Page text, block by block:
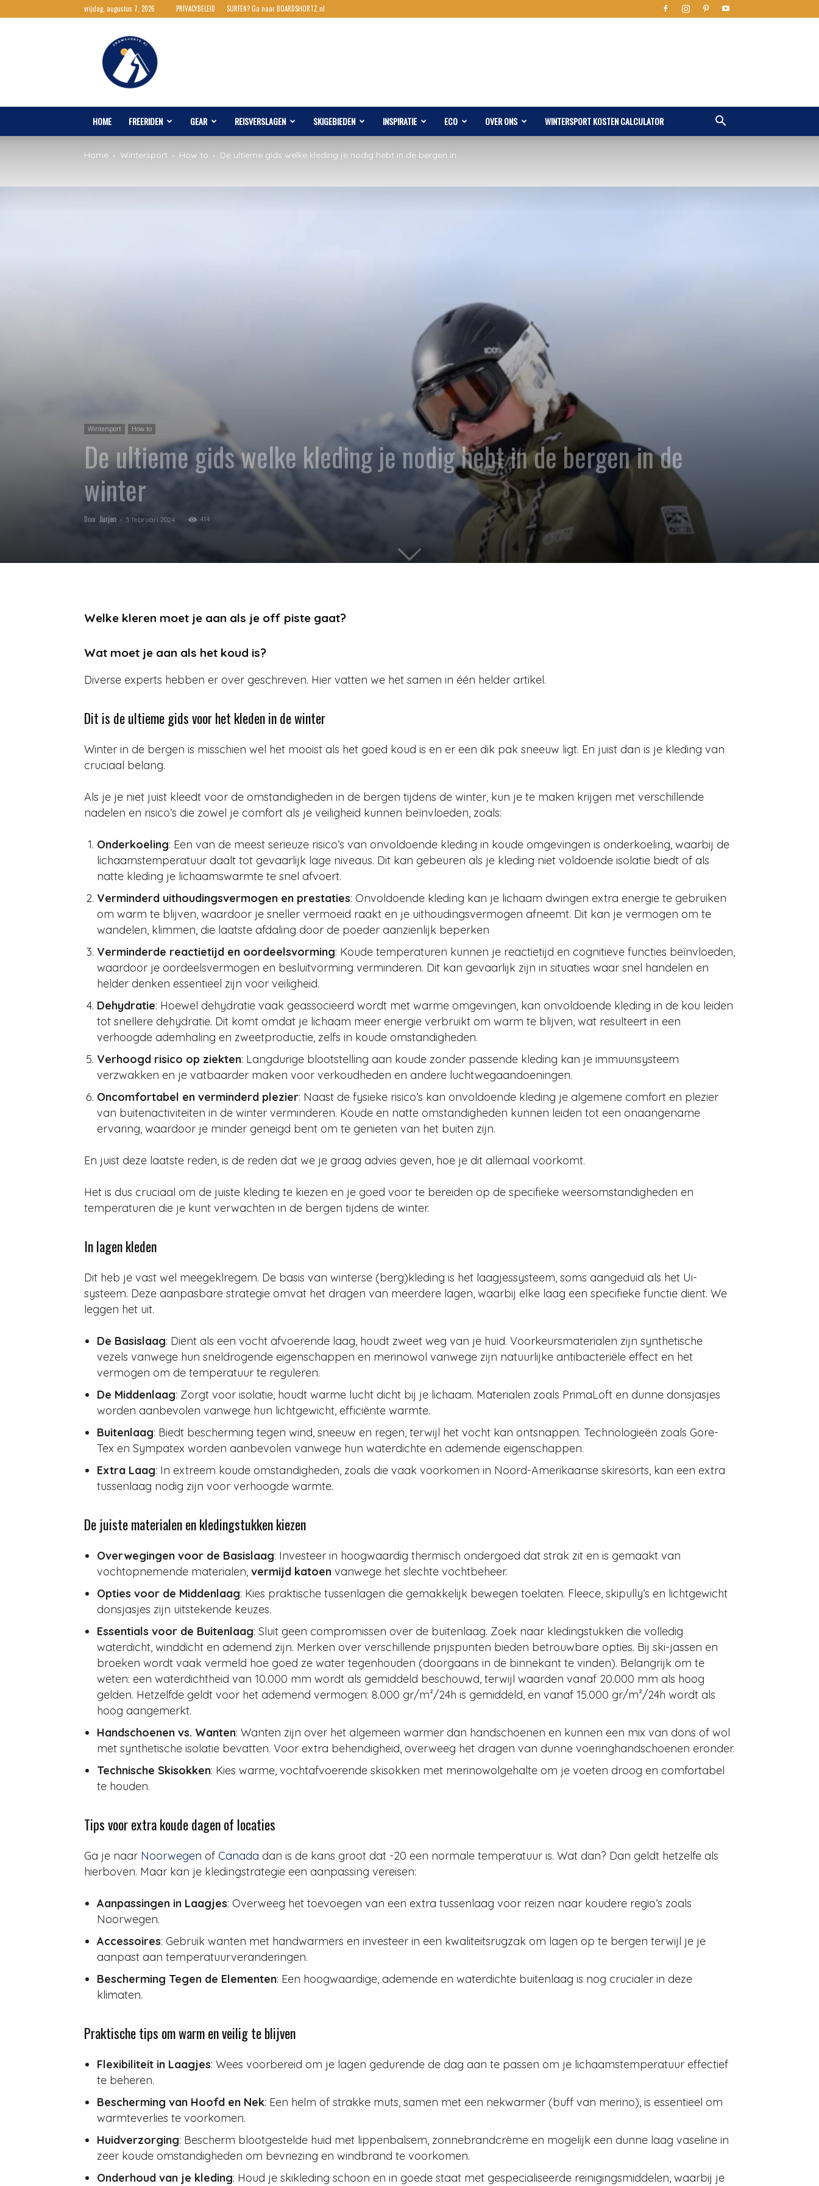
vrijdag, augustus 7, 2026 PRIVACYBELEID SURFEN? Ga naar BOARDSHORTZ.nl
Snowshortz.nl
HOME FREERIDEN GEAR REISVERSLAGEN SKIGEBIEDEN INSPIRATIE ECO OVER ONS WINTERSPORT KOSTEN CALCULATOR
Home Wintersport How to De ultieme gids welke kleding je nodig hebt in de bergen in...
Wintersport How to
De ultieme gids welke kleding je nodig hebt in de bergen in de
winter
Door Jurjen - 5 februari 2024 414
Welke kleren moet je aan als je off piste gaat?
Wat moet je aan als het koud is?
Diverse experts hebben er over geschreven. Hier vatten we het samen in één helder artikel.
Dit is de ultieme gids voor het kleden in de winter
Winter in de bergen is misschien wel het mooist als het goed koud is en er een dik pak sneeuw ligt. En juist dan is je kleding van
cruciaal belang.
Als je je niet juist kleedt voor de omstandigheden in de bergen tijdens de winter, kun je te maken krijgen met verschillende
nadelen en risico’s die zowel je comfort als je veiligheid kunnen beïnvloeden, zoals:
Onderkoeling: Een van de meest serieuze risico’s van onvoldoende kleding in koude omgevingen is onderkoeling, waarbij de
lichaamstemperatuur daalt tot gevaarlijk lage niveaus. Dit kan gebeuren als je kleding niet voldoende isolatie biedt of als
natte kleding je lichaamswarmte te snel afvoert.
Verminderd uithoudingsvermogen en prestaties: Onvoldoende kleding kan je lichaam dwingen extra energie te gebruiken
om warm te blijven, waardoor je sneller vermoeid raakt en je uithoudingsvermogen afneemt. Dit kan je vermogen om te
wandelen, klimmen, die laatste afdaling door de poeder aanzienlijk beperken
Verminderde reactietijd en oordeelsvorming: Koude temperaturen kunnen je reactietijd en cognitieve functies beïnvloeden,
waardoor je oordeelsvermogen en besluitvorming verminderen. Dit kan gevaarlijk zijn in situaties waar snel handelen en
helder denken essentieel zijn voor veiligheid.
Dehydratie: Hoewel dehydratie vaak geassocieerd wordt met warme omgevingen, kan onvoldoende kleding in de kou leiden
tot snellere dehydratie. Dit komt omdat je lichaam meer energie verbruikt om warm te blijven, wat resulteert in een
verhoogde ademhaling en zweetproductie, zelfs in koude omstandigheden.
Verhoogd risico op ziekten: Langdurige blootstelling aan koude zonder passende kleding kan je immuunsysteem
verzwakken en je vatbaarder maken voor verkoudheden en andere luchtwegaandoeningen.
Oncomfortabel en verminderd plezier: Naast de fysieke risico’s kan onvoldoende kleding je algemene comfort en plezier
van buitenactiviteiten in de winter verminderen. Koude en natte omstandigheden kunnen leiden tot een onaangename
ervaring, waardoor je minder geneigd bent om te genieten van het buiten zijn.
En juist deze laatste reden, is de reden dat we je graag advies geven, hoe je dit allemaal voorkomt.
Het is dus cruciaal om de juiste kleding te kiezen en je goed voor te bereiden op de specifieke weersomstandigheden en
temperaturen die je kunt verwachten in de bergen tijdens de winter.
In lagen kleden
Dit heb je vast wel meegeklregem. De basis van winterse (berg)kleding is het laagjessysteem, soms aangeduid als het Ui-
systeem. Deze aanpasbare strategie omvat het dragen van meerdere lagen, waarbij elke laag een specifieke functie dient. We
leggen het uit.
De Basislaag: Dient als een vocht afvoerende laag, houdt zweet weg van je huid. Voorkeursmaterialen zijn synthetische
vezels vanwege hun sneldrogende eigenschappen en merinowol vanwege zijn natuurlijke antibacteriële effect en het
vermogen om de temperatuur te reguleren.
De Middenlaag: Zorgt voor isolatie, houdt warme lucht dicht bij je lichaam. Materialen zoals PrimaLoft en dunne donsjasjes
worden aanbevolen vanwege hun lichtgewicht, efficiënte warmte.
Buitenlaag: Biedt bescherming tegen wind, sneeuw en regen, terwijl het vocht kan ontsnappen. Technologieën zoals Gore-
Tex en Sympatex worden aanbevolen vanwege hun waterdichte en ademende eigenschappen.
Extra Laag: In extreem koude omstandigheden, zoals die vaak voorkomen in Noord-Amerikaanse skiresorts, kan een extra
tussenlaag nodig zijn voor verhoogde warmte.
De juiste materialen en kledingstukken kiezen
Overwegingen voor de Basislaag: Investeer in hoogwaardig thermisch ondergoed dat strak zit en is gemaakt van
vochtopnemende materialen, vermijd katoen vanwege het slechte vochtbeheer.
Opties voor de Middenlaag: Kies praktische tussenlagen die gemakkelijk bewegen toelaten. Fleece, skipully’s en lichtgewicht
donsjasjes zijn uitstekende keuzes.
Essentials voor de Buitenlaag: Sluit geen compromissen over de buitenlaag. Zoek naar kledingstukken die volledig
waterdicht, winddicht en ademend zijn. Merken over verschillende prijspunten bieden betrouwbare opties. Bij ski-jassen en
broeken wordt vaak vermeld hoe goed ze water tegenhouden (doorgaans in de binnekant te vinden). Belangrijk om te
weten: een waterdichtheid van 10.000 mm wordt als gemiddeld beschouwd, terwijl waarden vanaf 20.000 mm als hoog
gelden. Hetzelfde geldt voor het ademend vermogen: 8.000 gr/m²/24h is gemiddeld, en vanaf 15.000 gr/m²/24h wordt als
hoog aangemerkt.
Handschoenen vs. Wanten: Wanten zijn over het algemeen warmer dan handschoenen en kunnen een mix van dons of wol
met synthetische isolatie bevatten. Voor extra behendigheid, overweeg het dragen van dunne voeringhandschoenen eronder.
Technische Skisokken: Kies warme, vochtafvoerende skisokken met merinowolgehalte om je voeten droog en comfortabel
te houden.
Tips voor extra koude dagen of locaties
Ga je naar Noorwegen of Canada dan is de kans groot dat -20 een normale temperatuur is. Wat dan? Dan geldt hetzelfe als
hierboven. Maar kan je kledingstrategie een aanpassing vereisen:
Aanpassingen in Laagjes: Overweeg het toevoegen van een extra tussenlaag voor reizen naar koudere regio’s zoals
Noorwegen.
Accessoires: Gebruik wanten met handwarmers en investeer in een kwaliteitsrugzak om lagen op te bergen terwijl je je
aanpast aan temperatuurveranderingen.
Bescherming Tegen de Elementen: Een hoogwaardige, ademende en waterdichte buitenlaag is nog crucialer in deze
klimaten.
Praktische tips om warm en veilig te blijven
Flexibiliteit in Laagjes: Wees voorbereid om je lagen gedurende de dag aan te passen om je lichaamstemperatuur effectief
te beheren.
Bescherming van Hoofd en Nek: Een helm of strakke muts, samen met een nekwarmer (buff van merino), is essentieel om
warmteverlies te voorkomen.
Huidverzorging: Bescherm blootgestelde huid met lippenbalsem, zonnebrandcrème en mogelijk een dunne laag vaseline in
zeer koude omstandigheden om bevriezing en windbrand te voorkomen.
Onderhoud van je kleding: Houd je skikleding schoon en in goede staat met gespecialiseerde reinigingsmiddelen, waarbij je